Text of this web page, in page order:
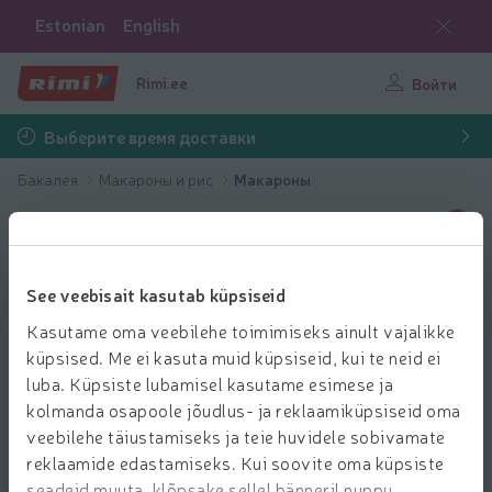
See veebisait kasutab küpsiseid
Kasutame oma veebilehe toimimiseks ainult vajalikke
küpsised. Me ei kasuta muid küpsiseid, kui te neid ei
luba. Küpsiste lubamisel kasutame esimese ja
kolmanda osapoole jõudlus- ja reklaamiküpsiseid oma
veebilehe täiustamiseks ja teie huvidele sobivamate
reklaamide edastamiseks. Kui soovite oma küpsiste
Estonian English
Rimi.ee Войти
Выберите время доставки
Бакалея Макароны и рис Макароны